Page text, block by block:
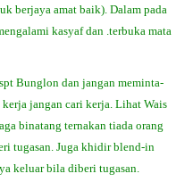
berjaya amat baik). Dalam pada
kasyaf dan .terbuka mata
Bunglon dan jangan meminta-
jangan cari kerja. Lihat Wais
binatang ternakan tiada orang
tugasan. Juga khidir blend-in
keluar bila diberi tugasan.